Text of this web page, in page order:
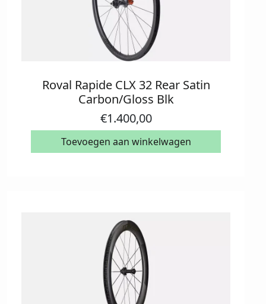
Roval Rapide CLX 32 Rear Satin
Carbon/Gloss Blk
€1.400,00
Toevoegen aan winkelwagen